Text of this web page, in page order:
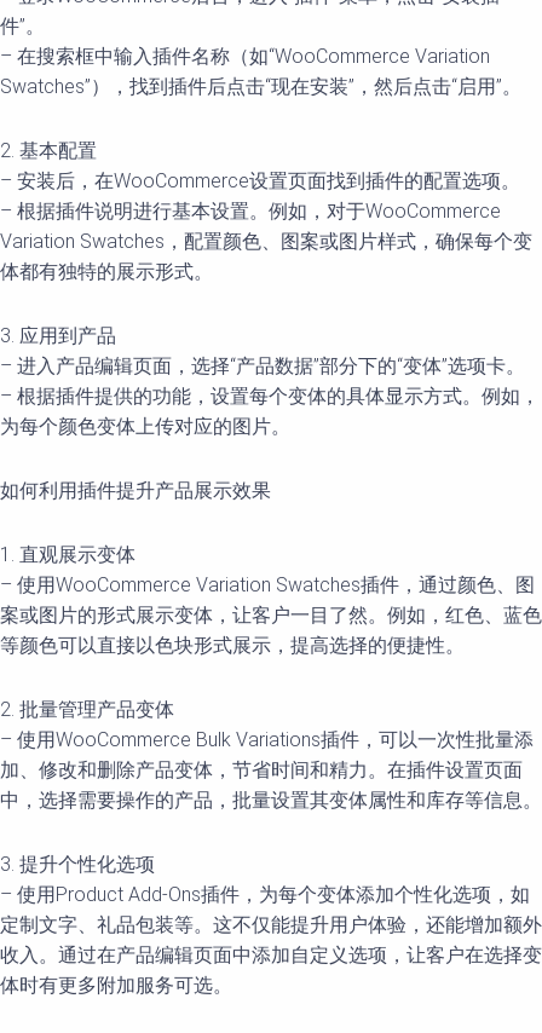
件”。
– 在搜索框中输入插件名称（如“WooCommerce Variation
Swatches”），找到插件后点击“现在安装”，然后点击“启用”。
2. 基本配置
– 安装后，在WooCommerce设置页面找到插件的配置选项。
– 根据插件说明进行基本设置。例如，对于WooCommerce
Variation Swatches，配置颜色、图案或图片样式，确保每个变
体都有独特的展示形式。
3. 应用到产品
– 进入产品编辑页面，选择“产品数据”部分下的“变体”选项卡。
– 根据插件提供的功能，设置每个变体的具体显示方式。例如，
为每个颜色变体上传对应的图片。
如何利用插件提升产品展示效果
1. 直观展示变体
– 使用WooCommerce Variation Swatches插件，通过颜色、图
案或图片的形式展示变体，让客户一目了然。例如，红色、蓝色
等颜色可以直接以色块形式展示，提高选择的便捷性。
2. 批量管理产品变体
– 使用WooCommerce Bulk Variations插件，可以一次性批量添
加、修改和删除产品变体，节省时间和精力。在插件设置页面
中，选择需要操作的产品，批量设置其变体属性和库存等信息。
3. 提升个性化选项
– 使用Product Add-Ons插件，为每个变体添加个性化选项，如
定制文字、礼品包装等。这不仅能提升用户体验，还能增加额外
收入。通过在产品编辑页面中添加自定义选项，让客户在选择变
体时有更多附加服务可选。